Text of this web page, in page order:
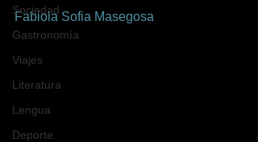
Sociedad
Gastronomía
Viajes
Literatura
Lengua
Deporte
Fabiola Sofia Masegosa